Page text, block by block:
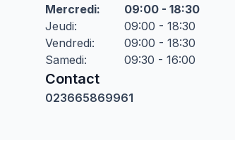
Mercredi:
09:00 - 18:30
Jeudi:
09:00 - 18:30
Vendredi:
09:00 - 18:30
Samedi: 09:30 - 16:00
Contact
023665869961